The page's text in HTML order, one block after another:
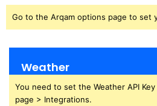
Go to the Arqam options page to set
Weather
You need to set the Weather API
page > Integrations.